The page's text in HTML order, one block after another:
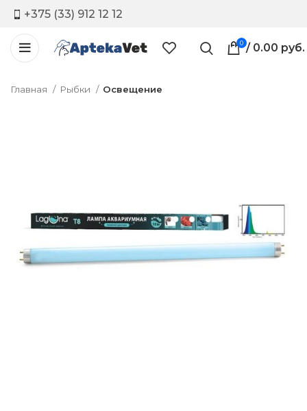
+375 (33) 912 12 12
0 / 0.00 руб.
Главная Рыбки Освещение